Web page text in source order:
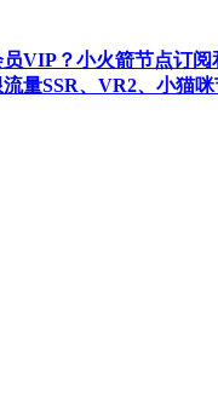
VIP？小火箭节点订
量SSR、VR2、小猫